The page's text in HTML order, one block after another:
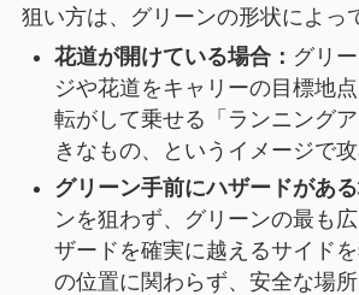
狙い方は、グリーンの形状によっ
花道が開けている場合： グリ
ジや花道をキャリーの目標地
転がして乗せる「ランニング
きなもの、というイメージで攻
グリーン手前にハザードがある
ンを狙わず、グリーンの最も
ザードを確実に越えるサイド
の位置に関わらず、安全な場